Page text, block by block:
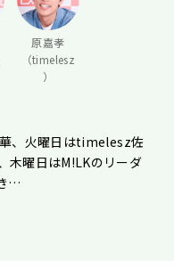
原嘉孝
（timelesz
）
、火曜日はtimelesz佐
木曜日はM!LKのリーダ
…